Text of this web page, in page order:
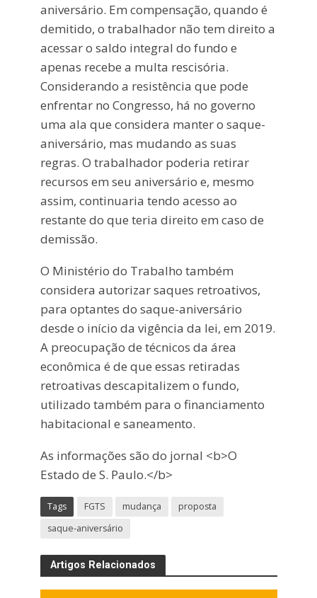
aniversário. Em compensação, quando é
demitido, o trabalhador não tem direito a
acessar o saldo integral do fundo e
apenas recebe a multa rescisória.
Considerando a resistência que pode
enfrentar no Congresso, há no governo
uma ala que considera manter o saque-
aniversário, mas mudando as suas
regras. O trabalhador poderia retirar
recursos em seu aniversário e, mesmo
assim, continuaria tendo acesso ao
restante do que teria direito em caso de
demissão.
O Ministério do Trabalho também
considera autorizar saques retroativos,
para optantes do saque-aniversário
desde o início da vigência da lei, em 2019.
A preocupação de técnicos da área
econômica é de que essas retiradas
retroativas descapitalizem o fundo,
utilizado também para o financiamento
habitacional e saneamento.
As informações são do jornal <b>O
Estado de S. Paulo.</b>
Tags FGTS mudança
proposta
saque-aniversário
Artigos Relacionados